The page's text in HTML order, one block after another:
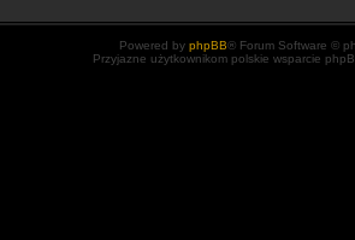
Powered by phpBB® Forum Software ©
Przyjazne użytkownikom polskie wsparcie